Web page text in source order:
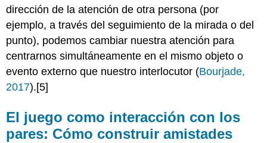
dirección de la atención de otra persona (por
ejemplo, a través del seguimiento de la mirada o del
punto), podemos cambiar nuestra atención para
centrarnos simultáneamente en el mismo objeto o
evento externo que nuestro interlocutor (Bourjade,
2017).[5]
El juego como interacción con los
pares: Cómo construir amistades